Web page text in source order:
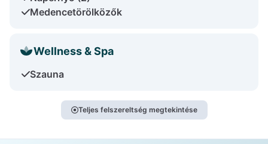
Medencetörölközők
Wellness & Spa
Szauna
Teljes felszereltség megtekintése